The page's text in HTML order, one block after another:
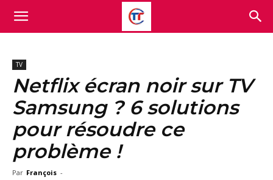
TV
Netflix écran noir sur TV
Samsung ? 6 solutions
pour résoudre ce
problème !
Par François -